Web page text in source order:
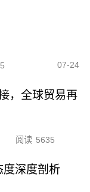
07-24
，全球贸易再
阅读 5635
度深度剖析